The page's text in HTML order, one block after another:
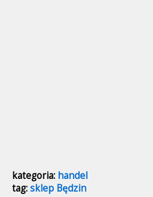
kategoria: handel
tag:sklep Będzin